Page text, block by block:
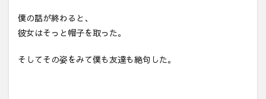
僕の話が終わると、
彼女はそっと帽子を取った。
そしてその姿をみて僕も友達も絶句した。